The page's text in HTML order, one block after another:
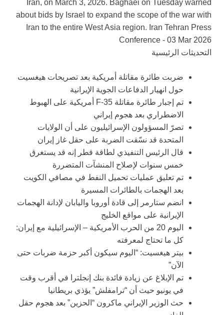
التحديثات الرئيسية
ضربت طائرة مقاتلة أمريكية بعد تصريحات هيغسيت
حول انهيار الدفاعات الجوية الإيرانية
تم إجبار طائرة مقاتلة F-35 أمريكية على الهبوط
الاضطراري بعد هجوم إيراني
تصرّ المسؤولون الإسرائيليون على أن الولايات
المتحدة قد نسّقت الضربة على حقل غاز إيران
قال الرئيس التنفيذي لطاقة قطر إنه قد يستغرق
خمس سنوات لإصلاح المنشآت المتضررة
تم تعليق عمليات تحميل النفط في مصافي الكويت
بعد الهجمات بالطائرات المسيرة
انضم ستارمر إلى قادة أوروبا واليابان لإدانة الهجمات
الإيرانية على مواقع الخليج
اليوم 20 من الحرب الأمريكية – الإسرائيلية مع إيران:
كل ما تحتاج لمعرفته
بيتر هيغسيت: “اليوم سيكون أكبر حزمة ضربات حتى
الآن”
تم الإبلاغ عن زيادة فائدة بنك إنجلترا في أقرب وقت
في يونيو حيث أن “ترامفلش” يؤذي بريطانيا
حث الوزير الإيراني ماكرون “الحزين” بعد هجوم حقل